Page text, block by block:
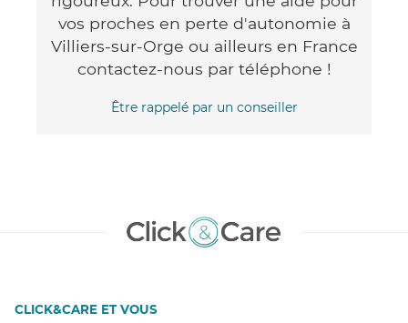
vos proches en perte d'autonomie à
Villiers-sur-Orge ou ailleurs en France
contactez-nous par téléphone !
Être rappelé par un conseiller
CLICK&CARE ET VOUS